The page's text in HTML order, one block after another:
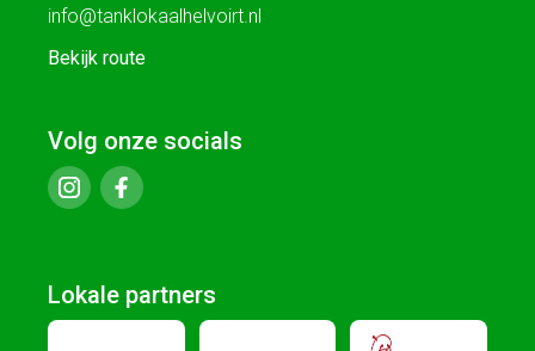
info@tanklokaalhelvoirt.nl
Bekijk route
Volg onze socials
Lokale partners